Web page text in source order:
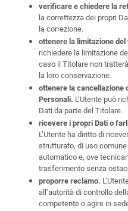
verificare e chiedere la
la correttezza dei propri
la correzione.
ottenere la limitazione
richiedere la limitazione
caso il Titolare non
la loro conservazione.
ottenere la cancellazione
Personali. L’Utente può
Dati da parte del Titolare.
ricevere i propri Dati o
L’Utente ha diritto di
strutturato, di uso
automatico e, ove
trasferimento senza
proporre reclamo.
all’autorità di controllo
competente o agire in